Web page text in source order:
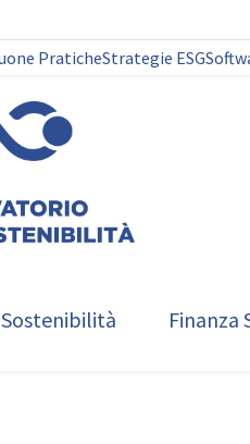
PraticheStrategie ESG
Finanza